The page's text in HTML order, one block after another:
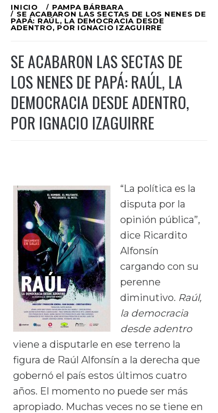
Ir
al
INICIO PAMPA BÁRBARA
SE ACABARON LAS SECTAS DE LOS NENES DE
PAPÁ: RAÚL, LA DEMOCRACIA DESDE
ADENTRO, POR IGNACIO IZAGUIRRE
SE ACABARON LAS SECTAS DE
LOS NENES DE PAPÁ: RAÚL, LA
DEMOCRACIA DESDE ADENTRO,
POR IGNACIO IZAGUIRRE
“La política es la
disputa por la
opinión pública”,
dice Ricardito
Alfonsín
cargando con su
perenne
diminutivo. Raúl,
la democracia
desde adentro
viene a disputarle en ese terreno la
figura de Raúl Alfonsín a la derecha que
gobernó el país estos últimos cuatro
años. El momento no puede ser más
apropiado. Muchas veces no se tiene en